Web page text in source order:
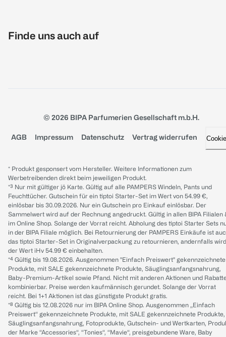
Finde uns auch auf
© 2026 BIPA Parfumerien Gesellschaft m.b.H.
AGB Impressum Datenschutz Vertrag widerrufen
* Produkt gesponsert vom Hersteller. Weitere Informationen zum
Werbetreibenden direkt beim jeweiligen Produkt.
*³ Nur mit gültiger jö Karte. Gültig auf alle PAMPERS Windeln, Pants und
Feuchttücher. Gutschein für ein tiptoi Starter-Set im Wert von 54.99 €,
einlösbar bis 30.09.2026. Nur ein Gutschein pro Einkauf einlösbar. Der
Sammelwert wird auf der Rechnung angedruckt. Gültig in allen BIPA Filialen
im Online Shop. Solange der Vorrat reicht. Abholung des tiptoi Starter Sets
in der BIPA Filiale möglich. Bei Retournierung der PAMPERS Einkäufe ist
das tiptoi Starter-Set in Originalverpackung zu retournieren, andernfalls wird
der Wert iHv 54.99 € einbehalten.
*⁴ Gültig bis 19.08.2026. Ausgenommen "Einfach Preiswert" gekennzeichnete
Produkte, mit SALE gekennzeichnete Produkte, Säuglingsanfangsnahrung,
Baby-Premium-Artikel sowie Pfand. Nicht mit anderen Aktionen und
kombinierbar. Preise werden kaufmännisch gerundet. Solange der Vorrat
reicht. Bei 1+1 Aktionen ist das günstigste Produkt gratis.
*⁸ Gültig bis 12.08.2026 nur im BIPA Online Shop. Ausgenommen „Einfach
Preiswert“ gekennzeichnete Produkte, mit SALE gekennzeichnete Produkte,
Säuglingsanfangsnahrung, Fotoprodukte, Gutschein- und Wertkarten,
der Marke “Accessories“, “Tonies“, “Mavie“, preisgebundene Ware, Baby